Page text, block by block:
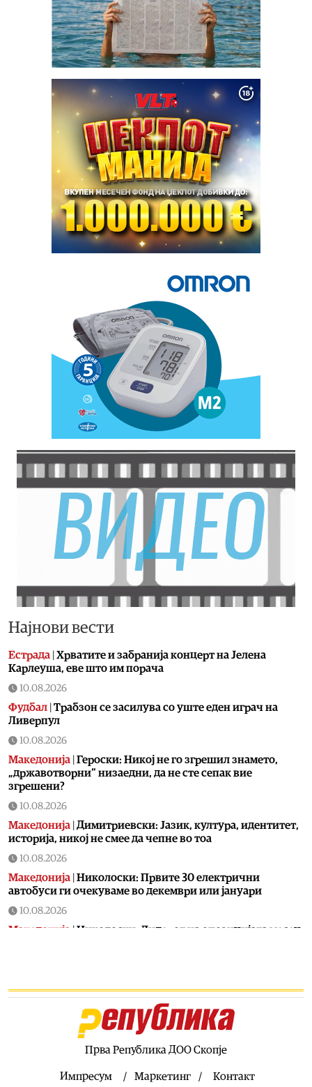
Најнови вести
Естрада Хрватите и забранија концерт на Јелена
Карлеуша, еве што им порача
10.08.2026
Фудбал Трабзон се засилува со уште еден играч на
Ливерпул
10.08.2026
Македонија Героски: Никој не го згрешил знамето,
„државотворни“ низаедни, да не сте сепак вие
згрешени?
10.08.2026
Македонија Димитриевски: Јазик, култура, идентитет,
историја, никој не смее да чепне во тоа
10.08.2026
Македонија Николоски: Првите 30 електрични
автобуси ги очекуваме во декември или јануари
10.08.2026
Македонија |Николоски: Лидерот на опозицијата месец
од Бугарија е политичка и не е поврзана со било кој
сегмент од реформите
Задутре ќе има целосно помрачување на
10.08.2026
Прва Република ДОО Скопје
Импресум Маркетинг Контакт